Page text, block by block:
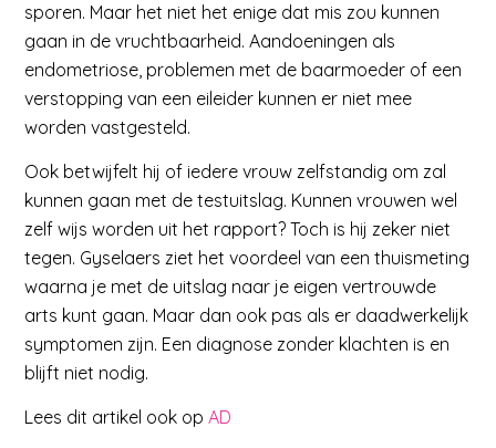
sporen. Maar het niet het enige dat mis zou kunnen
gaan in de vruchtbaarheid. Aandoeningen als
endometriose, problemen met de baarmoeder of een
verstopping van een eileider kunnen er niet mee
worden vastgesteld.
Ook betwijfelt hij of iedere vrouw zelfstandig om zal
kunnen gaan met de testuitslag. Kunnen vrouwen wel
zelf wijs worden uit het rapport? Toch is hij zeker niet
tegen. Gyselaers ziet het voordeel van een thuismeting
waarna je met de uitslag naar je eigen vertrouwde
arts kunt gaan. Maar dan ook pas als er daadwerkelijk
symptomen zijn. Een diagnose zonder klachten is en
blijft niet nodig.
Lees dit artikel ook op AD